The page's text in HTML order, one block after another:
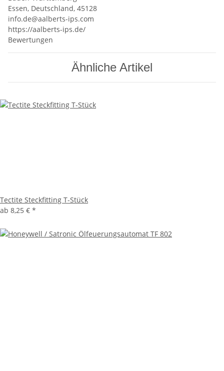
Essen, Deutschland, 45128
info.de@aalberts-ips.com
https://aalberts-ips.de/
Bewertungen
Ähnliche Artikel
Tectite Steckfitting T-Stück
ab 8,25 € *